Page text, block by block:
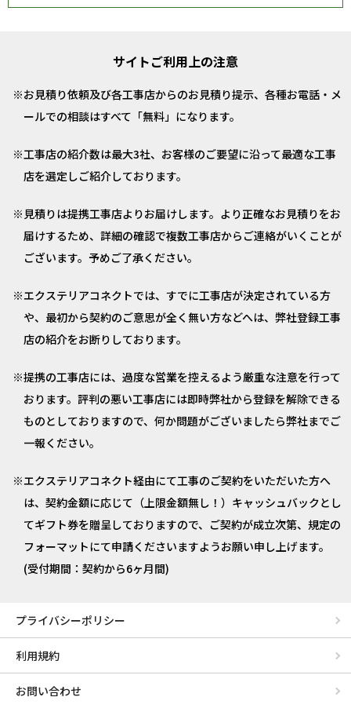
サイトご利用上の注意
お見積り依頼及び各工事店からのお見積り提示、各種お電話・メ
ールでの相談はすべて「無料」になります。
工事店の紹介数は最大3社、お客様のご要望に沿って最適な工事
店を選定しご紹介しております。
見積りは提携工事店よりお届けします。より正確なお見積りをお
届けするため、詳細の確認で複数工事店からご連絡がいくことが
ございます。予めご了承ください。
エクステリアコネクトでは、すでに工事店が決定されている方
や、最初から契約のご意思が全く無い方などへは、弊社登録工事
店の紹介をお断りしております。
提携の工事店には、過度な営業を控えるよう厳重な注意を行って
おります。評判の悪い工事店には即時弊社から登録を解除できる
ものとしておりますので、何か問題がございましたら弊社までご
一報ください。
エクステリアコネクト経由にて工事のご契約をいただいた方へ
は、契約金額に応じて（上限金額無し！）キャッシュバックとし
てギフト券を贈呈しておりますので、ご契約が成立次第、規定の
フォーマットにて申請くださいますようお願い申し上げます。
(受付期間：契約から6ヶ月間)
プライバシーポリシー
利用規約
お問い合わせ